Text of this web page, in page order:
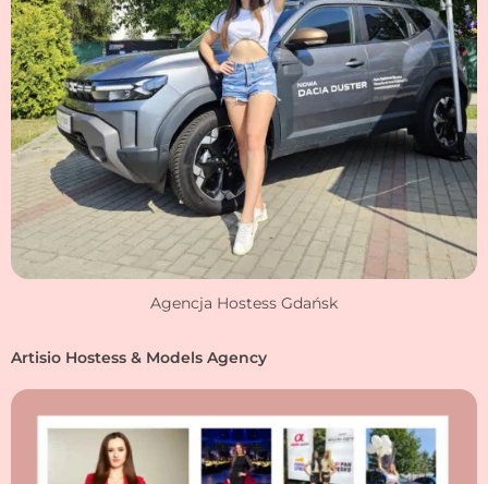
Agencja Hostess Gdańsk
Artisio Hostess & Models Agency